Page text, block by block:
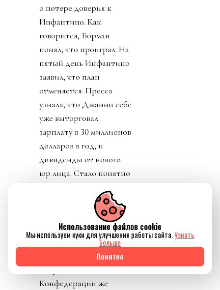
о потере доверия к
Инфантино. Как
говорится, Борман
понял, что проиграл. На
пятый день Инфантино
заявил, что план
отменяется. Пресса
узнала, что Джанни себе
уже выторговал
зарплату в 30 миллионов
долларов в год, и
дивиденды от нового
юр лица. Стало понятно
увеличивать количество
матчей, команд,
турниров. И почему рвет
глотку, жилы и
отверстия в своем теле
Инфантино.
Конфедерации же
Использование файлов cookie
Мы используем куки для улучшения работы сайта.Узнать
больше
Понятно